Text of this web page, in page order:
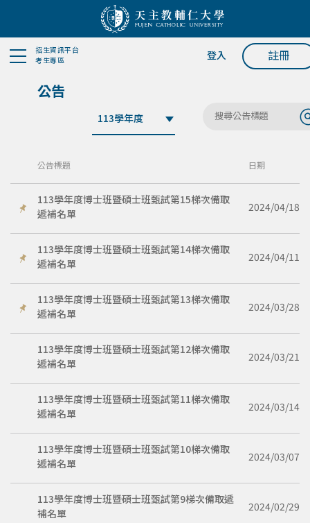
招生資訊平台
考生專區
登入 註冊
公告
公告標題 日期
113學年度博士班暨碩士班甄試第15梯次備取
遞補名單
2024/04/18
113學年度博士班暨碩士班甄試第14梯次備取
遞補名單
2024/04/11
113學年度博士班暨碩士班甄試第13梯次備取
遞補名單
2024/03/28
113學年度博士班暨碩士班甄試第12梯次備取
遞補名單
2024/03/21
113學年度博士班暨碩士班甄試第11梯次備取
遞補名單
2024/03/14
113學年度博士班暨碩士班甄試第10梯次備取
遞補名單
2024/03/07
113學年度博士班暨碩士班甄試第9梯次備取遞
補名單
2024/02/29